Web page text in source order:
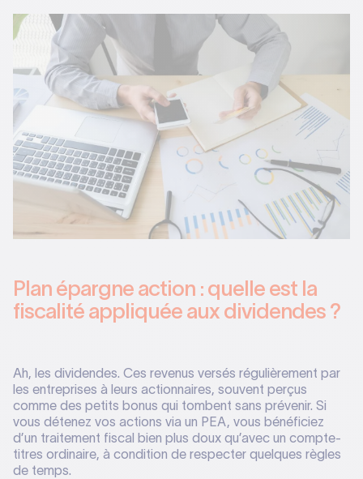
Plan épargne action : quelle est la
fiscalité appliquée aux dividendes ?
Ah, les dividendes. Ces revenus versés régulièrement par
les entreprises à leurs actionnaires, souvent perçus
comme des petits bonus qui tombent sans prévenir. Si
vous détenez vos actions via un PEA, vous bénéficiez
d’un traitement fiscal bien plus doux qu’avec un compte-
titres ordinaire, à condition de respecter quelques règles
de temps.